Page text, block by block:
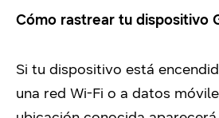
Cómo rastrear tu dispositivo
Si tu dispositivo está
una red Wi-Fi o a datos